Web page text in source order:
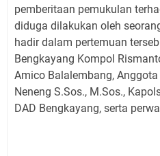
pemberitaan pemukulan
diduga dilakukan oleh
hadir dalam pertemuan
Bengkayang Kompol
Amico Balalembang,
Neneng S.Sos., M.Sos.,
DAD Bengkayang, serta